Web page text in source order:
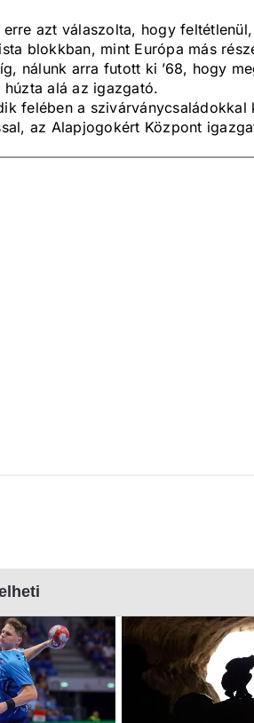
azt válaszolta, hogy
blokkban, mint Európa más
nálunk arra futott ki ’68, hogy
húzta alá az igazgató.
felében a
az Alapjogokért Központ